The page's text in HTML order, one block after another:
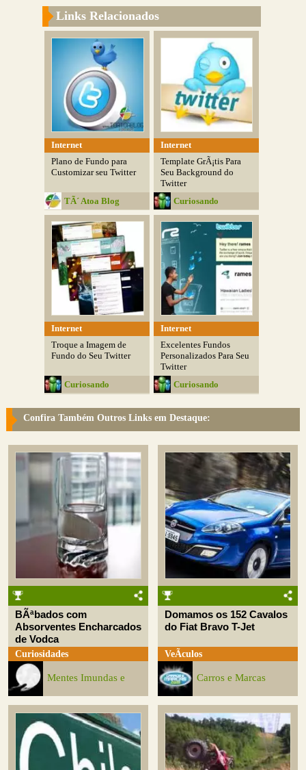
Links Relacionados
Internet
Plano de Fundo para
Customizar seu Twitter
TÃ´ Atoa Blog
Internet
Template GrÃ¡tis Para
Seu Background do
Twitter
Curiosando
Internet
Troque a Imagem de
Fundo do Seu Twitter
Curiosando
Internet
Excelentes Fundos
Personalizados Para Seu
Twitter
Curiosando
Confira Também Outros Links em Destaque:
BÃªbados com
Absorventes Encharcados
de Vodca
Curiosidades
Mentes Imundas e
Domamos os 152 Cavalos
do Fiat Bravo T-Jet
VeÃ­culos
Carros e Marcas